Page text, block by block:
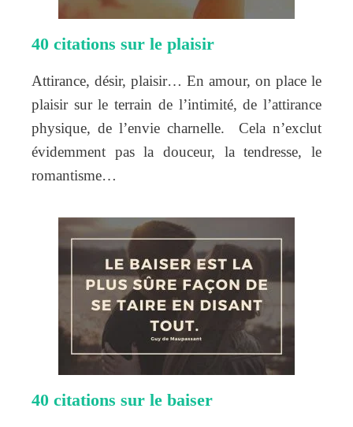
40 citations sur le plaisir
Attirance, désir, plaisir… En amour, on place le
plaisir sur le terrain de l’intimité, de l’attirance
physique, de l’envie charnelle. Cela n’exclut
évidemment pas la douceur, la tendresse, le
romantisme…
40 citations sur le baiser